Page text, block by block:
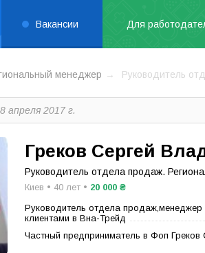
Вакансии Для
менеджер Руководитель
апреля 2017 г.
Греков Cергей
Руководитель отдела продаж.
Киев • 40 лет • 20 000 ₴
Руководитель отдела продаж,менеджер
клиентами в Вна-Трейд
Частный предприниматель в Фоп Греков